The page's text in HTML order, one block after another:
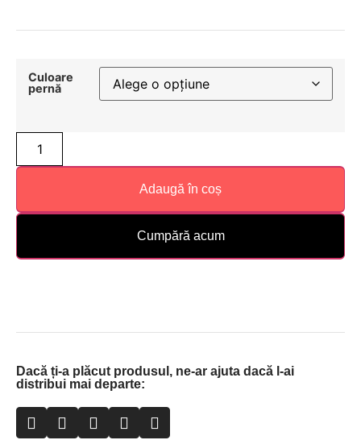
Culoare
pernă
Adaugă în coș
Cumpără acum
Dacă ți-a plăcut produsul, ne-ar ajuta dacă l-ai
distribui mai departe: